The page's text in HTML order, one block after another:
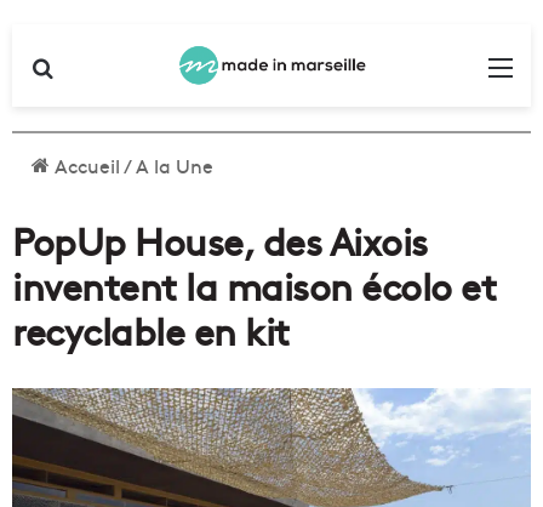
Accueil/A la Une
PopUp House, des Aixois
inventent la maison écolo et
recyclable en kit